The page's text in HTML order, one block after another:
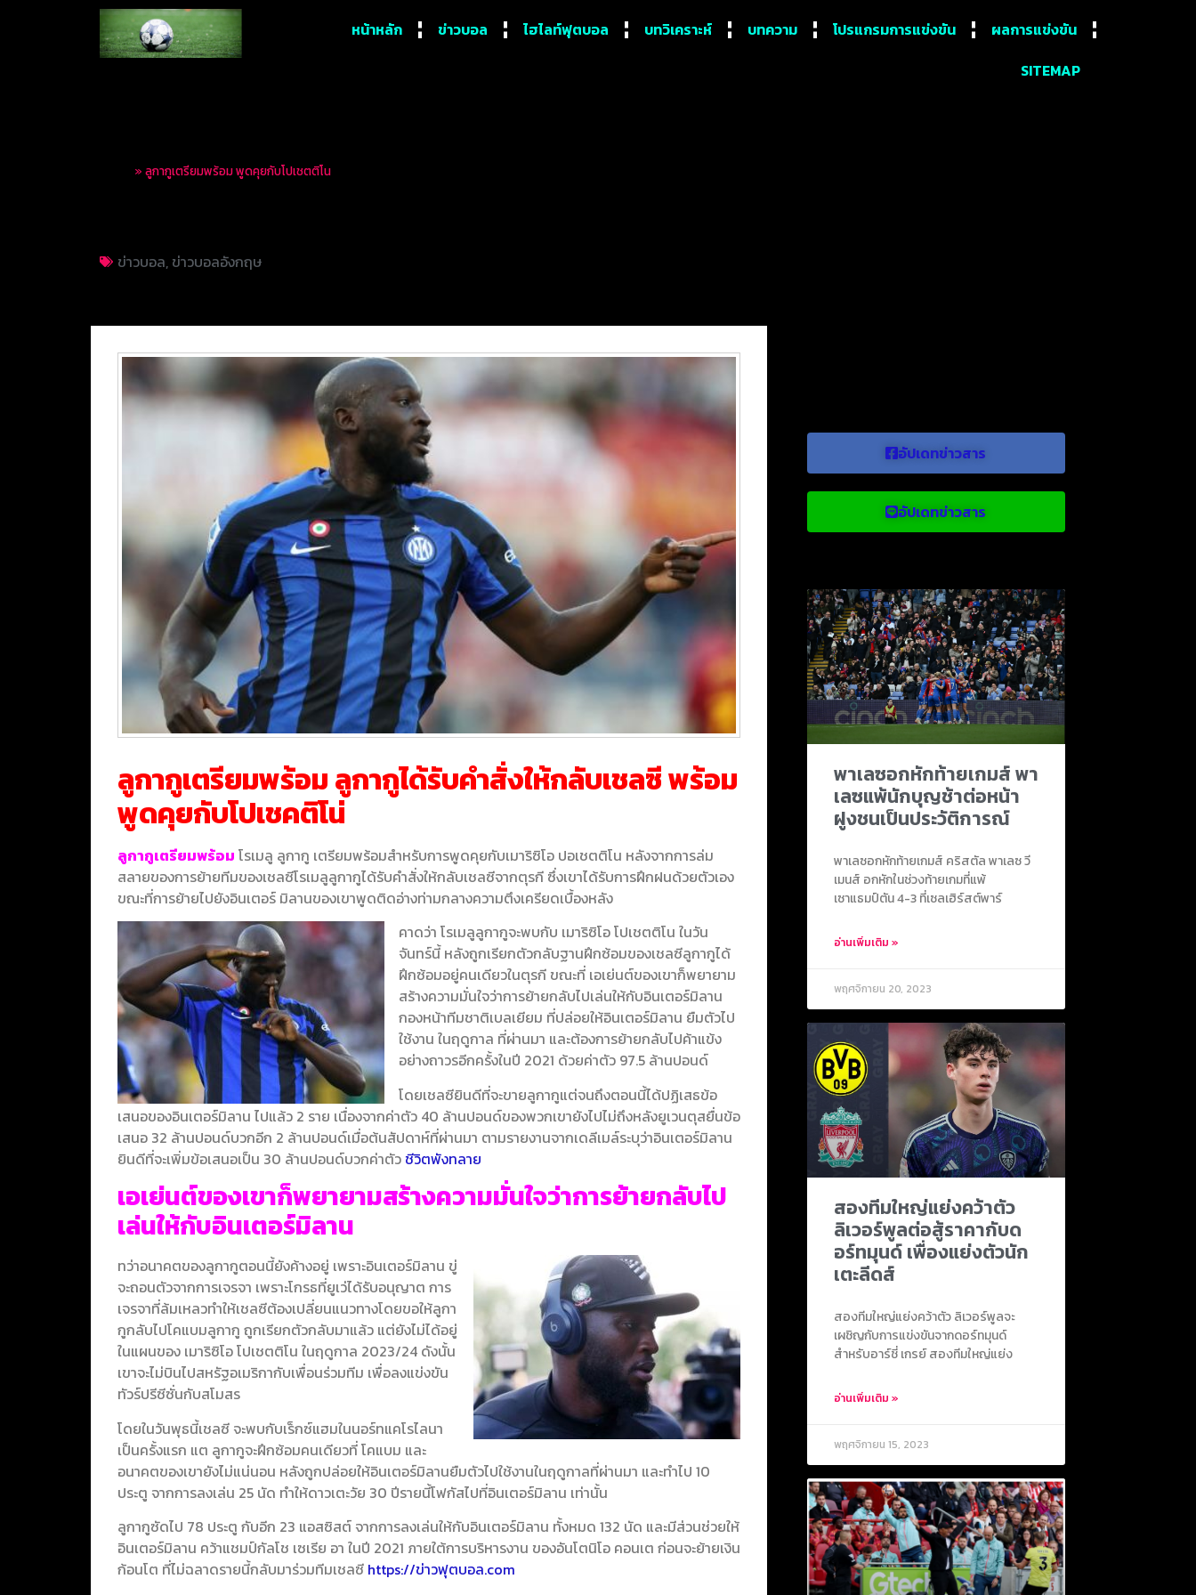
หน้าหลัก ข่าวบอล ไฮไลท์ฟุตบอล บทวิเคราะห์ บทความ โปรแกรมการแข่งขัน
ผลการแข่งขัน
SITEMAP
» ลูกากูเตรียมพร้อม พูดคุยกับโปเชตติโน
ข่าวบอล, ข่าวบอลอังกฤษ
ลูกากูเตรียมพร้อม ลูกากูได้รับคำสั่งให้กลับเชลซี พร้อม
พูดคุยกับโปเชคติโน่
ลูกากูเตรียมพร้อม โรเมลู ลูกากู เตรียมพร้อมสำหรับการพูดคุยกับเมาริซิโอ ปอเชตติโน หลังจากการล่ม
สลายของการย้ายทีมของเชลซีโรเมลูลูกากูได้รับคำสั่งให้กลับเชลซีจากตุรกี ซึ่งเขาได้รับการฝึกฝนด้วยตัวเอง
ขณะที่การย้ายไปยังอินเตอร์ มิลานของเขาพูดติดอ่างท่ามกลางความตึงเครียดเบื้องหลัง
คาดว่า โรเมลูลูกากูจะพบกับ เมาริซิโอ โปเชตติโน ในวัน
จันทร์นี้ หลังถูกเรียกตัวกลับฐานฝึกซ้อมของเชลซีลูกากูได้
ฝึกซ้อมอยู่คนเดียวในตุรกี ขณะที่ เอเย่นต์ของเขาก็พยายาม
สร้างความมั่นใจว่าการย้ายกลับไปเล่นให้กับอินเตอร์มิลาน
กองหน้าทีมชาติเบลเยียม ที่ปล่อยให้อินเตอร์มิลาน ยืมตัวไป
ใช้งาน ในฤดูกาล ที่ผ่านมา และต้องการย้ายกลับไปค้าแข้ง
อย่างถาวรอีกครั้งในปี 2021 ด้วยค่าตัว 97.5 ล้านปอนด์
โดยเชลซียินดีที่จะขายลูกากูแต่จนถึงตอนนี้ได้ปฏิเสธข้อ
เสนอของอินเตอร์มิลาน ไปแล้ว 2 ราย เนื่องจากค่าตัว 40 ล้านปอนด์ของพวกเขายังไปไม่ถึงหลังยูเวนตุสยื่นข้อ
เสนอ 32 ล้านปอนด์บวกอีก 2 ล้านปอนด์เมื่อต้นสัปดาห์ที่ผ่านมา ตามรายงานจากเดลีเมล์ระบุว่าอินเตอร์มิลาน
ยินดีที่จะเพิ่มข้อเสนอเป็น 30 ล้านปอนด์บวกค่าตัว ชีวิตพังทลาย
เอเย่นต์ของเขาก็พยายามสร้างความมั่นใจว่าการย้ายกลับไป
เล่นให้กับอินเตอร์มิลาน
ทว่าอนาคตของลูกากูตอนนี้ยังค้างอยู่ เพราะอินเตอร์มิลาน ขู่
จะถอนตัวจากการเจรจา เพราะโกรธที่ยูเว่ได้รับอนุญาต การ
เจรจาที่ล้มเหลวทำให้เชลซีต้องเปลี่ยนแนวทางโดยขอให้ลูกา
กูกลับไปโคแบมลูกากู ถูกเรียกตัวกลับมาแล้ว แต่ยังไม่ได้อยู่
ในแผนของ เมาริซิโอ โปเชตติโน ในฤดูกาล 2023/24 ดังนั้น
เขาจะไม่บินไปสหรัฐอเมริกากับเพื่อนร่วมทีม เพื่อลงแข่งขัน
ทัวร์ปรีซีซั่นกับสโมสร
โดยในวันพุธนี้เชลซี จะพบกับเร็กซ์แฮมในนอร์ทแคโรไลนา
เป็นครั้งแรก แต ลูกากูจะฝึกซ้อมคนเดียวที่ โคแบม และ
อนาคตของเขายังไม่แน่นอน หลังถูกปล่อยให้อินเตอร์มิลานยืมตัวไปใช้งานในฤดูกาลที่ผ่านมา และทำไป 10
ประตู จากการลงเล่น 25 นัด ทำให้ดาวเตะวัย 30 ปีรายนี้โฟกัสไปที่อินเตอร์มิลาน เท่านั้น
ลูกากูซัดไป 78 ประตู กับอีก 23 แอสซิสต์ จากการลงเล่นให้กับอินเตอร์มิลาน ทั้งหมด 132 นัด และมีส่วนช่วยให้
อินเตอร์มิลาน คว้าแชมป์กัลโช เซเรีย อา ในปี 2021 ภายใต้การบริหารงาน ของอันโตนิโอ คอนเต ก่อนจะย้ายเงิน
ก้อนโต ที่ไม่ฉลาดรายนี้กลับมาร่วมทีมเชลซี https://ข่าวฟุตบอล.com
อัปเดทข่าวสาร
อัปเดทข่าวสาร
พาเลซอกหักท้ายเกมส์ พา
เลซแพ้นักบุญช้าต่อหน้า
ฝูงชนเป็นประวัติการณ์
พาเลซอกหักท้ายเกมส์ คริสตัล พาเลซ วี
เมนส์ อกหักในช่วงท้ายเกมที่แพ้
เซาแธมป์ตัน 4-3 ที่เซลเฮิร์สต์พาร์
อ่านเพิ่มเติม »
พฤศจิกายน 20, 2023
สองทีมใหญ่แย่งคว้าตัว
ลิเวอร์พูลต่อสู้ราคากับด
อร์ทมุนด์ เพื่องแย่งตัวนัก
เตะลีดส์
สองทีมใหญ่แย่งคว้าตัว ลิเวอร์พูลจะ
เผชิญกับการแข่งขันจากดอร์ทมุนด์
สำหรับอาร์ชี่ เกรย์ สองทีมใหญ่แย่ง
อ่านเพิ่มเติม »
พฤศจิกายน 15, 2023